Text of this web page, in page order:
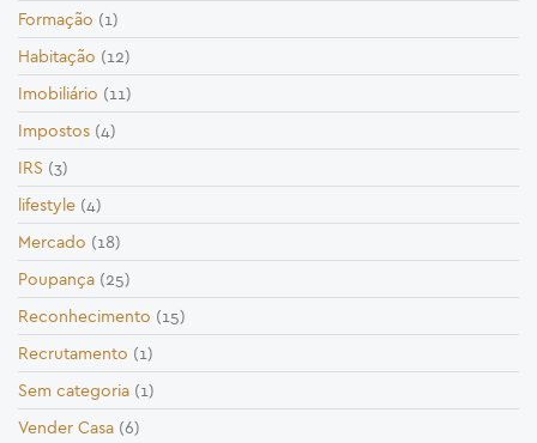
Formação (1)
Habitação (12)
Imobiliário (11)
Impostos (4)
IRS (3)
lifestyle (4)
Mercado (18)
Poupança (25)
Reconhecimento (15)
Recrutamento (1)
Sem categoria (1)
Vender Casa (6)